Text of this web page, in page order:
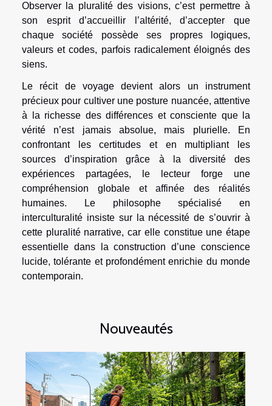
Observer la pluralité des visions, c’est permettre à
son esprit d’accueillir l’altérité, d’accepter que
chaque société possède ses propres logiques,
valeurs et codes, parfois radicalement éloignés des
siens.
Le récit de voyage devient alors un instrument
précieux pour cultiver une posture nuancée, attentive
à la richesse des différences et consciente que la
vérité n’est jamais absolue, mais plurielle. En
confrontant les certitudes et en multipliant les
sources d’inspiration grâce à la diversité des
expériences partagées, le lecteur forge une
compréhension globale et affinée des réalités
humaines. Le philosophe spécialisé en
interculturalité insiste sur la nécessité de s’ouvrir à
cette pluralité narrative, car elle constitue une étape
essentielle dans la construction d’une conscience
lucide, tolérante et profondément enrichie du monde
contemporain.
Nouveautés